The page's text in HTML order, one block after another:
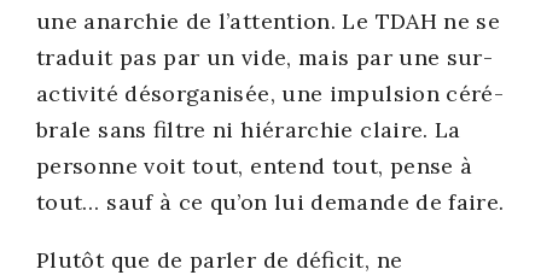
une anar­chie de l’attention. Le TDAH ne se
tra­duit pas par un vide, mais par une sur­
ac­ti­vi­té désor­ga­ni­sée, une impul­sion céré­
brale sans filtre ni hié­rar­chie claire. La
per­sonne voit tout, entend tout, pense à
tout… sauf à ce qu’on lui demande de faire.
Plu­tôt que de par­ler de défi­cit, ne